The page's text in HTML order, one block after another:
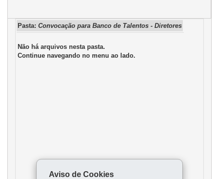
Pasta: Convocação para Banco de Talentos - Diretores
Não há arquivos nesta pasta.
Continue navegando no menu ao lado.
Aviso de Cookies